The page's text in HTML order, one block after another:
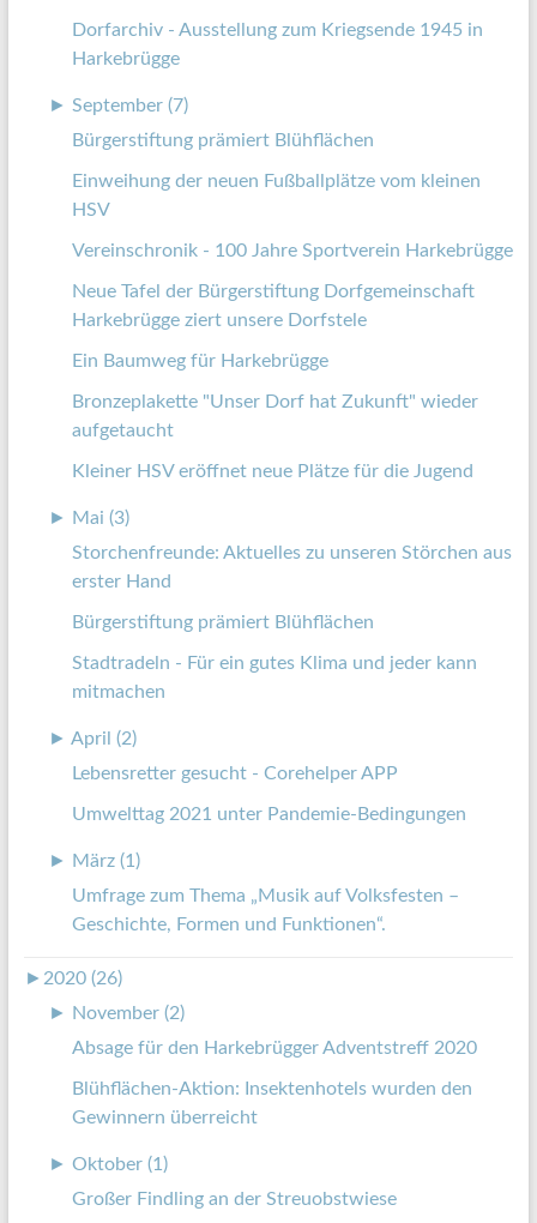
Dorfarchiv - Ausstellung zum Kriegsende 1945 in
Harkebrügge
► September (7)
Bürgerstiftung prämiert Blühflächen
Einweihung der neuen Fußballplätze vom kleinen
HSV
Vereinschronik - 100 Jahre Sportverein Harkebrügge
Neue Tafel der Bürgerstiftung Dorfgemeinschaft
Harkebrügge ziert unsere Dorfstele
Ein Baumweg für Harkebrügge
Bronzeplakette "Unser Dorf hat Zukunft" wieder
aufgetaucht
Kleiner HSV eröffnet neue Plätze für die Jugend
►
Mai (3)
Storchenfreunde: Aktuelles zu unseren Störchen aus
erster Hand
Bürgerstiftung prämiert Blühflächen
Stadtradeln - Für ein gutes Klima und jeder kann
mitmachen
► April (2)
Lebensretter gesucht - Corehelper APP
Umwelttag 2021 unter Pandemie-Bedingungen
►
März (1)
Umfrage zum Thema „Musik auf Volksfesten –
Geschichte, Formen und Funktionen“.
► 2020 (26)
►
November (2)
Absage für den Harkebrügger Adventstreff 2020
Blühflächen-Aktion: Insektenhotels wurden den
Gewinnern überreicht
► Oktober (1)
Großer Findling an der Streuobstwiese